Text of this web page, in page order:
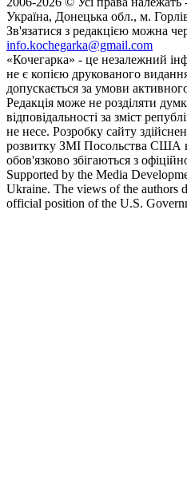
Україна, Донецька обл., м.
Зв'язатися з редакцією можна
info.kochegarka@gmail.com
«Кочегарка» - це незалежний
не є копією друкованого
допускається за умови
Редакція може не розділяти
відповідальності за зміст
не несе. Розробку сайту
розвитку ЗМІ Посольства США
обов'язково збігаються з
Supported by the Media
Ukraine. The views of the authors
official position of the U.S.